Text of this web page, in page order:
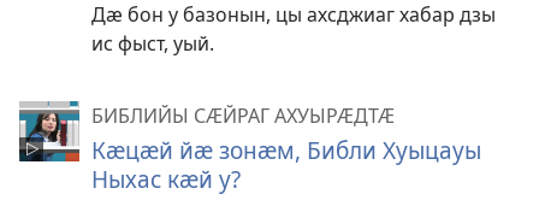
Дӕ бон у базонын, цы ахсджиаг хабар дзы
ис фыст, уый.
БИБЛИЙЫ СӔЙРАГ АХУЫРӔДТӔ
Кӕцӕй йӕ зонӕм, Библи Хуыцауы
Ныхас кӕй у?